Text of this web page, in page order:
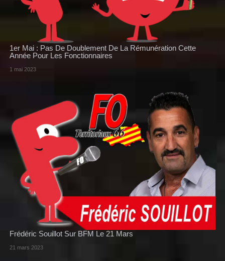
1er Mai : Pas De Doublement De La Rémunération Cette
Année Pour Les Fonctionnaires
1 mai 2023
Frédéric Souillot Sur BFM Le 21 Mars
21 mars 2023